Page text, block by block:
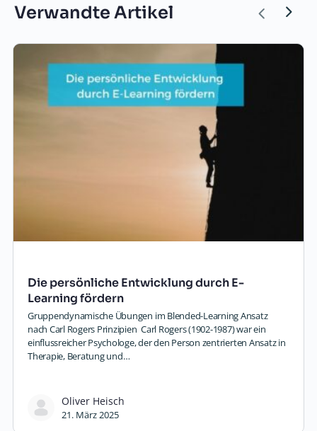
Verwandte Artikel
Die persönliche Entwicklung durch E-
Learning fördern
Gruppendynamische Übungen im Blended-Learning Ansatz
nach Carl Rogers Prinzipien Carl Rogers (1902-1987) war ein
einflussreicher Psychologe, der den Person zentrierten Ansatz in
Therapie, Beratung und…
Oliver Heisch
21. März 2025